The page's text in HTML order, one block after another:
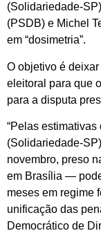
(Solidariedade-
(PSDB) e Michel
em “dosimetria”.
O objetivo é
eleitoral para que
para a disputa
“Pelas
(Solidariedade-
novembro, preso
em Brasília —
meses em regime
unificação das
Democrático de